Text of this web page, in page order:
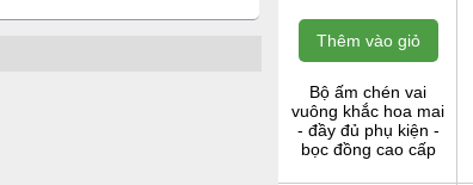
Thêm vào giỏ
Bộ ấm chén vai
vuông khắc hoa mai
- đầy đủ phụ kiện -
bọc đồng cao cấp